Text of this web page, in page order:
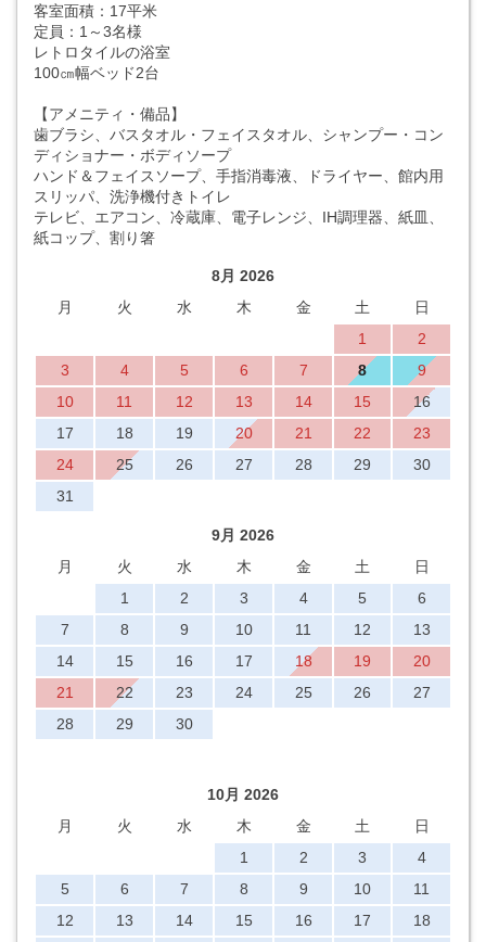
客室面積：17平米
定員：1～3名様
レトロタイルの浴室
100㎝幅ベッド2台
【アメニティ・備品】
歯ブラシ、バスタオル・フェイスタオル、シャンプー・コン
ディショナー・ボディソープ
ハンド＆フェイスソープ、手指消毒液、ドライヤー、館内用
スリッパ、洗浄機付きトイレ
テレビ、エアコン、冷蔵庫、電子レンジ、IH調理器、紙皿、
紙コップ、割り箸
8月 2026
月
火 水 木 金 土
日
1
2
3
4 5 6 7 8
9
10
11 12 13 14 15
16
17
18 19 20 21 22
23
24
25 26 27 28 29
30
31
9月 2026
月
火 水 木 金 土
日
1
2 3 4 5
6
7
8 9 10 11 12
13
14
15 16 17 18 19
20
21
22 23 24 25 26
27
28
29 30
10月 2026
月
火 水 木 金 土
日
1
2 3
4
5
6 7 8 9 10
11
12
13 14 15 16 17
18